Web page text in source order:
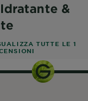
&
based on reviews
TUTTE LE 1